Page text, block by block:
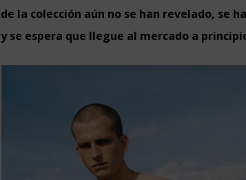
de la colección aún no se han revelado, se
y se espera que llegue al mercado a